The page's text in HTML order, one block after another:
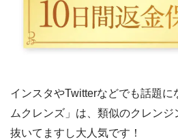
インスタやTwitterなどでも話題
ムクレンズ」は、類似のクレン
抜いてますし大人気です！